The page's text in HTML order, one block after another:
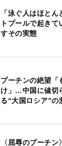
「泳ぐ人はほと
トプールで起き
すその実態
プーチンの絶望「
け」…中国に値切
る“大国ロシア”の
〈屈辱のプーチン